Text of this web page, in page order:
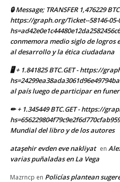
🔒 Message; TRANSFER 1,476229
https://graph.org/Ticket--58146-05-
conmemora medio siglo de logros
al desarrollo y la ética ciudadana
🖥 + 1.841825 BTC.GET - https://
al país luego de participar en
✏ + 1.345449 BTC.GET - https://
Mundial del libro y de los autores
ataşehir evden eve nakliyat en
varias puñaladas en La Vega
Mazrncp en Policías plantean